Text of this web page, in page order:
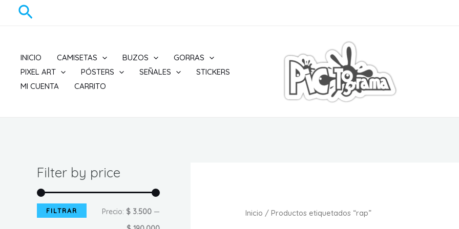
Buscar
INICIO CAMISETAS BUZOS
GORRAS
PIXEL ART
PÓSTERS SEÑALES
STICKERS
MI CUENTA
CARRITO
Filter by price
FILTRAR Precio: $ 3.500 —
Inicio / Productos etiquetados “rap”